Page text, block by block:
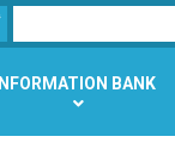
Twitter
INFORMATION BANK